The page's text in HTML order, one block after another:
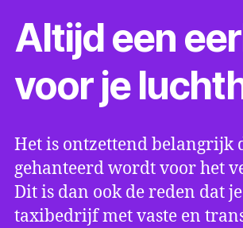
Altijd een
voor je
Het is ontzettend belangrijk
gehanteerd wordt voor het
Dit is dan ook de reden dat
taxibedrijf met vaste en